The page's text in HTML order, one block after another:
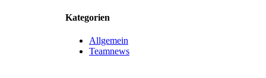
Kategorien
Allgemein
Teamnews